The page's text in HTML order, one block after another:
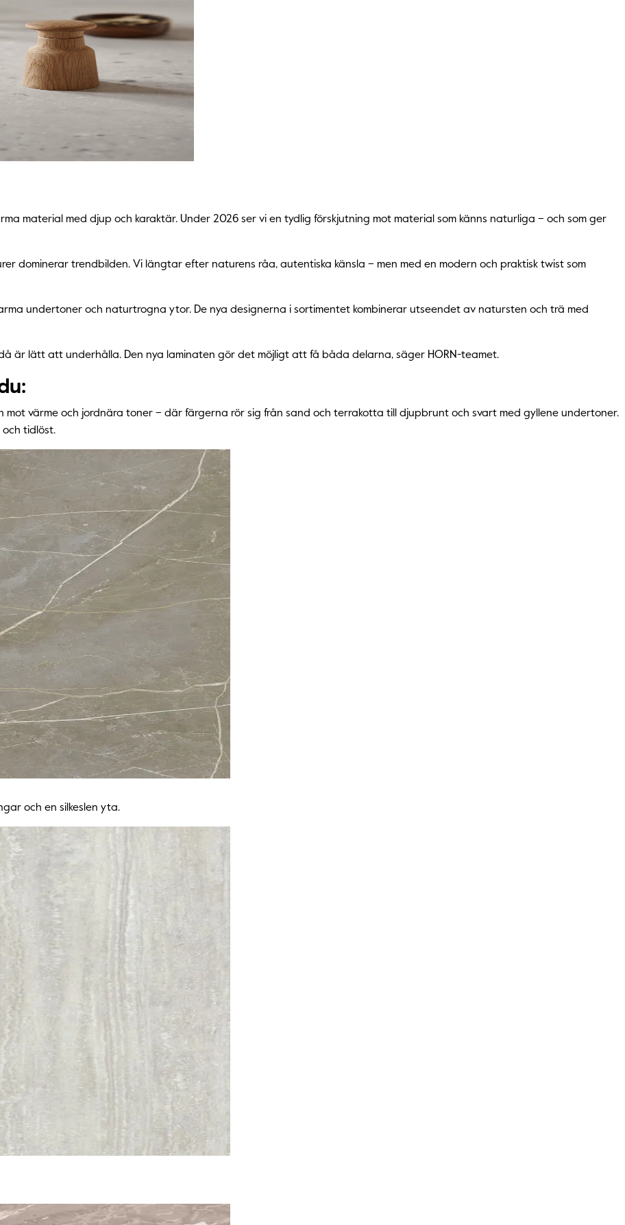
material med djup och karaktär. Under 2026 ser vi en tydlig förskjutning mot material som känns naturliga – och som ger
dominerar trendbilden. Vi längtar efter naturens råa, autentiska känsla – men med en modern och praktisk twist som
undertoner och naturtrogna ytor. De nya designerna i sortimentet kombinerar utseendet av natursten och trä med
är lätt att underhålla. Den nya laminaten gör det möjligt att få båda delarna, säger HORN-teamet.
värme och jordnära toner – där färgerna rör sig från sand och terrakotta till djupbrunt och svart med gyllene undertoner.
tidlöst.
och en silkeslen yta.